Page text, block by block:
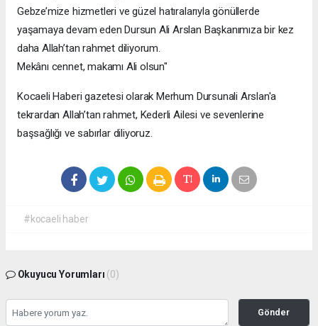
Gebze’mize hizmetleri ve güzel hatıralarıyla gönüllerde
yaşamaya devam eden Dursun Ali Arslan Başkanımıza bir kez
daha Allah’tan rahmet diliyorum.
Mekânı cennet, makamı Ali olsun"
Kocaeli Haberi gazetesi olarak Merhum Dursunali Arslan'a
tekrardan Allah’tan rahmet, Kederli Ailesi ve sevenlerine
başsağlığı ve sabırlar diliyoruz.
#kocaeli haber
Okuyucu Yorumları (0)
Gönder